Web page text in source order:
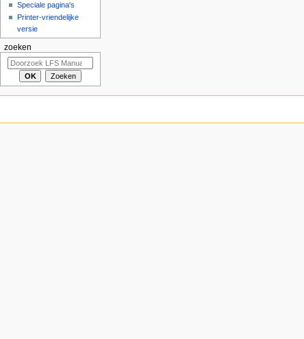
Speciale pagina's
Printer-vriendelijke
versie
zoeken